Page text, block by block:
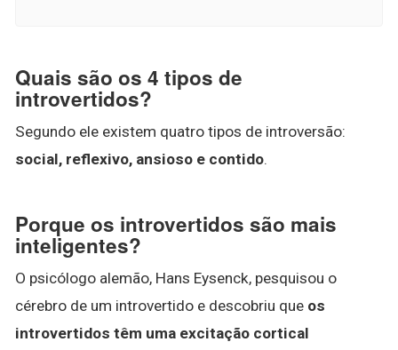
Quais são os 4 tipos de
introvertidos?
Segundo ele existem quatro tipos de introversão:
social, reflexivo, ansioso e contido.
Porque os introvertidos são mais
inteligentes?
O psicólogo alemão, Hans Eysenck, pesquisou o
cérebro de um introvertido e descobriu que os
introvertidos têm uma excitação cortical